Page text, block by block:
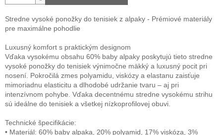
Stredne vysoké ponožky do tenisiek z alpaky - Prémiové materiály
pre maximálne pohodlie
Luxusný komfort s praktickým designom
Vďaka vysokému obsahu 60% baby alpaky poskytujú tieto stredne
vysoké ponožky do tenisiek výnimočne mäkký a luxusný pocit pri
nosení. Pokročilá zmes polyamidu, viskózy a elastanu zaisťuje
mimoriadnu elasticitu a dlhodobé udržanie tvaru – aj pri
intenzívnom pohybe. Vďaka decentnému stredne vysokému strihu
sú ideálne do tenisiek a všetkej nízkoprofilovej obuvi.
Technické špecifikácie:
• Materiál: 60% baby alpaka, 20% polyamid, 17% viskóza, 3%